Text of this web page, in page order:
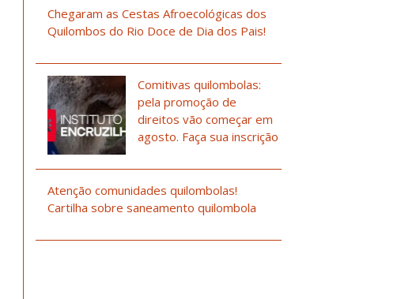
Chegaram as Cestas Afroecológicas dos
Quilombos do Rio Doce de Dia dos Pais!
Comitivas quilombolas:
pela promoção de
direitos vão começar em
agosto. Faça sua inscrição
Atenção comunidades quilombolas!
Cartilha sobre saneamento quilombola